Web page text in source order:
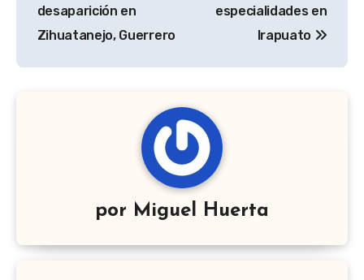
desaparición en
Zihuatanejo, Guerrero
especialidades en
Irapuato
por Miguel Huerta